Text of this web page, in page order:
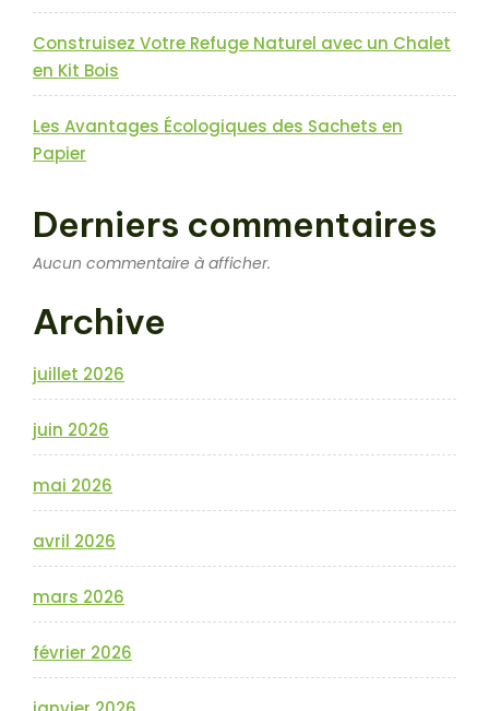
Construisez Votre Refuge Naturel avec un Chalet
en Kit Bois
Les Avantages Écologiques des Sachets en
Papier
Derniers commentaires
Aucun commentaire à afficher.
Archive
juillet 2026
juin 2026
mai 2026
avril 2026
mars 2026
février 2026